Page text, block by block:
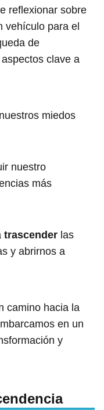
reflexionar sobre
vehículo para el
de
clave a
nuestros miedos
nuestro
más
trascender las
y abrirnos a
camino hacia la
en un
y